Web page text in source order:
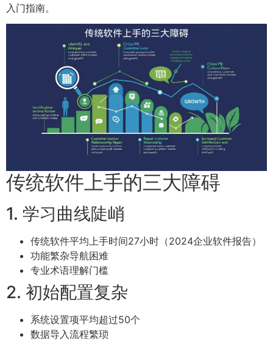
入门指南。
传统软件上手的三大障碍
1. 学习曲线陡峭
传统软件平均上手时间27小时（2024企业软件报告）
功能繁杂导航困难
专业术语理解门槛
2. 初始配置复杂
系统设置项平均超过50个
数据导入流程繁琐